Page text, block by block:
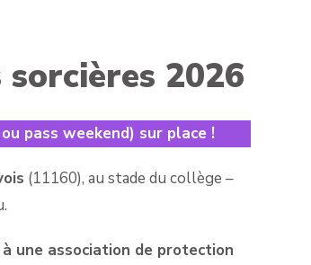
2026
pass weekend) sur place !
(11160), au stade du collège –
une association de protection